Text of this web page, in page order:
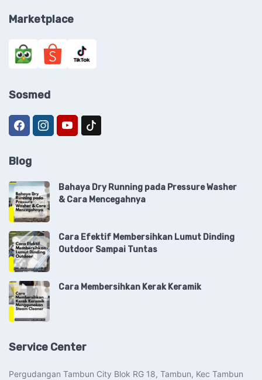
Marketplace
Sosmed
Blog
Bahaya Dry Running pada Pressure Washer
& Cara Mencegahnya
Cara Efektif Membersihkan Lumut Dinding
Outdoor Sampai Tuntas
Cara Membersihkan Kerak Keramik
Service Center
Pergudangan Tambun City Blok RG 18, Tambun, Kec Tambun